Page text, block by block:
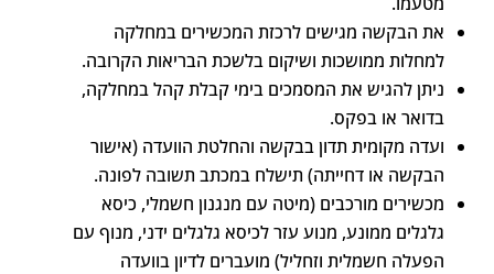
את הבקשה מגישים לרכזת המכשירים במחלקה
למחלות ממושכות ושיקום בלשכת הבריאות הקרובה.
ניתן להגיש את המסמכים בימי קבלת קהל במחלקה,
בדואר או בפקס.
ועדה מקומית תדון בבקשה והחלטת הוועדה (אישור
הבקשה או דחייתה) תישלח במכתב תשובה לפונה.
מכשירים מורכבים (מיטה עם מנגנון חשמלי, כיסא
גלגלים ממונע, מנוע עזר לכיסא גלגלים ידני, מנוף עם
הפעלה חשמלית וזחליל) מועברים לדיון בוועדה